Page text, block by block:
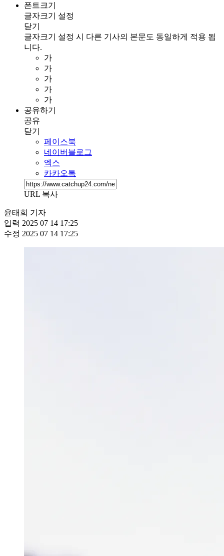
폰트크기
글자크기 설정
닫기
글자크기 설정 시 다른 기사의 본문도 동일하게 적용 됩
니다.
가
가
가
가
가
공유하기
공유
닫기
페이스북
네이버블로그
엑스
카카오톡
URL 복사
윤태희 기자
입력 2025 07 14 17:25
수정 2025 07 14 17:25